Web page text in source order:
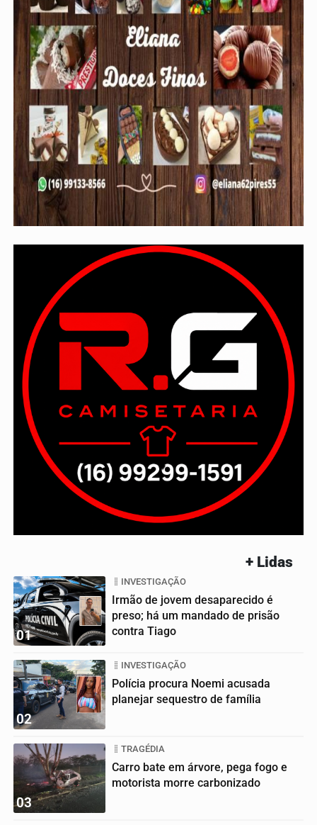
+ Lidas
01
INVESTIGAÇÃO
Irmão de jovem desaparecido é
preso; há um mandado de prisão
contra Tiago
02
INVESTIGAÇÃO
Polícia procura Noemi acusada
planejar sequestro de família
03
TRAGÉDIA
Carro bate em árvore, pega fogo e
motorista morre carbonizado